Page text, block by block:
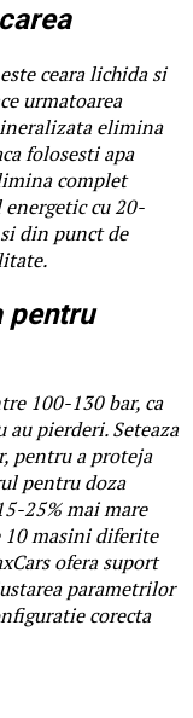
ceara lichida si
urmatoarea
elimina
folosesti apa
complet
energetic cu 20-
din punct de
pentru
100-130 bar, ca
pierderi. Seteaza
pentru a proteja
pentru doza
25% mai mare
10 masini diferite
ofera suport
parametrilor
corecta